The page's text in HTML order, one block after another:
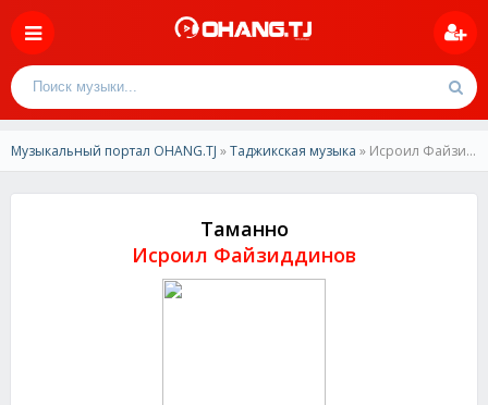
Музыкальный портал OHANG.TJ »Таджикская музыка » Исроил Файзиддинов-Таманно
Таманно
Исроил Файзиддинов